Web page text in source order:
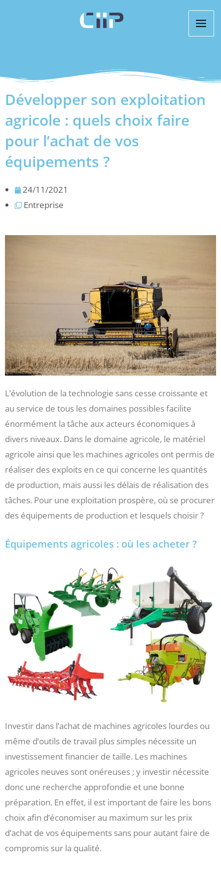
Développer son exploitation
agricole : quels choix faire
pour l’achat de vos
équipements ?
24/11/2021
Entreprise
L’évolution de la technologie sans cesse croissante et
au service de tous les domaines possibles facilite
énormément la tâche aux acteurs économiques à
divers niveaux. Dans le domaine agricole, le matériel
agricole ainsi que les machines agricoles ont permis de
réaliser des exploits en ce qui concerne les quantités
de production, mais aussi les délais de réalisation des
tâches. Pour une exploitation prospère, où se procurer
des équipements de production et lesquels choisir ?
Équipements agricoles : où les acheter ?
Investir dans l’achat de machines agricoles lourdes ou
même d’outils de travail plus simples nécessite un
investissement financier de taille. Les machines
agricoles neuves sont onéreuses ; y investir nécessite
donc une recherche approfondie et une bonne
préparation. En effet, il est important de faire les bons
choix afin d’économiser au maximum sur les prix
d’achat de vos équipements sans pour autant faire de
compromis sur la qualité.